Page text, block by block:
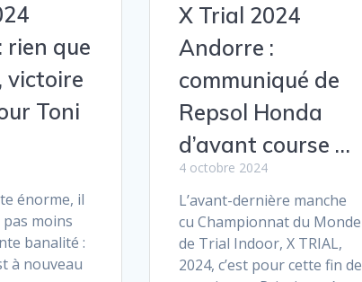
rien que
victoire
Toni
énorme, il
pas moins
banalité :
à nouveau
X Trial 2024
Andorre :
communiqué de
Repsol Honda
d’avant course …
4 octobre 2024
L’avant-dernière manche
cu Championnat du Monde
de Trial Indoor, X TRIAL,
2024, c’est pour cette fin de